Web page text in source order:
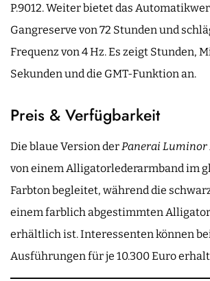
P.9012. Weiter bietet das
Gangreserve von 72 Stunden und
Frequenz von 4 Hz. Es zeigt Stunden,
Sekunden und die GMT-Funktion an.
Preis & Verfügbarkeit
Die blaue Version derPaneraiLuminor
von einem Alligatorlederarmband im
Farbton begleitet, während die
einem farblich abgestimmten
erhältlich ist. Interessenten können
Ausführungen für je 10.300 Euro